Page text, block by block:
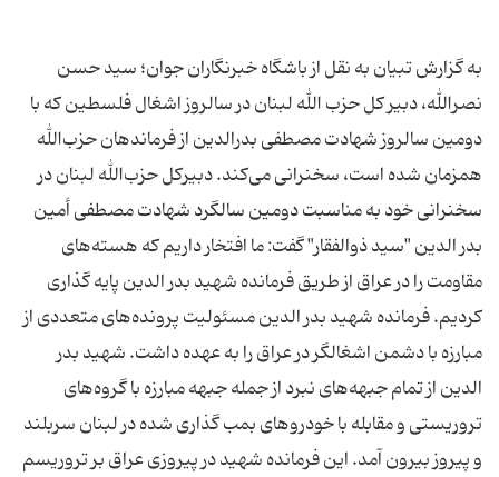
به گزارش تبیان به نقل از باشگاه خبرنگاران جوان؛ سيد حسن
نصرالله، دبير كل حزب الله لبنان در سالروز اشغال فلسطین که با
دومین سالروز شهادت مصطفی بدرالدین از فرماندهان حزب‌الله
همزمان شده است، سخنرانی می‌کند. دبیرکل حزب‌الله لبنان در
سخنرانی خود به مناسبت دومین سالگرد شهادت مصطفى أمین
بدر الدین "سید ذوالفقار" گفت: ما افتخار داریم که هسته‌های
مقاومت را در عراق از طریق فرمانده شهید بدر الدین پایه گذاری
کردیم. فرمانده شهید بدر الدین مسئولیت پرونده‌های متعددی از
مبارزه با دشمن اشغالگر در عراق را به عهده داشت. شهید بدر
الدین از تمام جبهه‌های نبرد از جمله جبهه مبارزه با گروه‌های
تروریستی و مقابله با خودرو‌های بمب گذاری شده در لبنان سربلند
و پیروز بیرون آمد. این فرمانده شهید در پیروزی عراق بر تروریسم